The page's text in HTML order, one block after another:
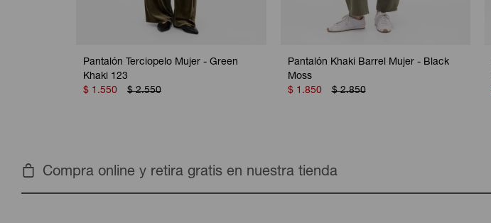
Pantalón Terciopelo Mujer - Green
Khaki 123
$ 1.550 $ 2.550
Pantalón Khaki Barrel Mujer - Black
Moss
$ 1.850 $ 2.850
Compra online y retira gratis en nuestra tienda